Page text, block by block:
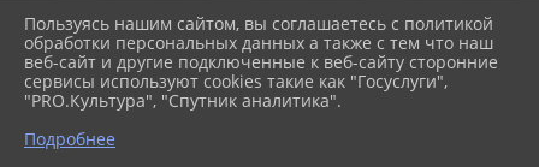
2026 г. тимрегион.рф
Вход
Карта сайта
Политика обработки персональных данных
Сделано на KubCMS
Пользуясь нашим сайтом, вы соглашаетесь с политикой
обработки персональных данных а также с тем что наш
веб-сайт и другие подключенные к веб-сайту сторонние
сервисы используют cookies такие как "Госуслуги",
"PRO.Культура", "Спутник аналитика".
Подробнее